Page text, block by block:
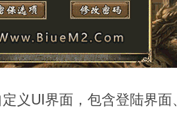
义UI界面，包含登陆界